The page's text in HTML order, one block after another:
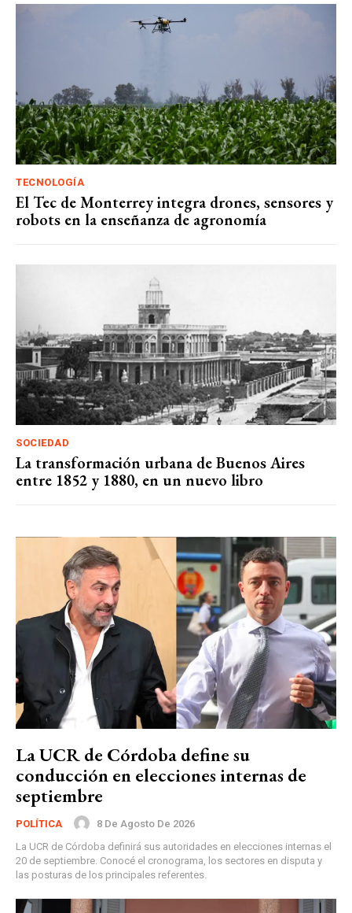
TECNOLOGÍA
El Tec de Monterrey integra drones, sensores y
robots en la enseñanza de agronomía
SOCIEDAD
La transformación urbana de Buenos Aires
entre 1852 y 1880, en un nuevo libro
La UCR de Córdoba define su
conducción en elecciones internas de
septiembre
POLÍTICA
8 De Agosto De 2026
La UCR de Córdoba definirá sus autoridades en elecciones internas el
20 de septiembre. Conocé el cronograma, los sectores en disputa y
las posturas de los principales referentes.